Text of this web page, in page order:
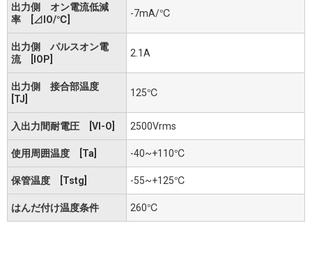
出力側 オン電流低減
率 [⊿IO/℃]
-7mA/℃
出力側 パルスオン電
流 [IOP]
2.1A
出力側 接合部温度
[TJ]
125℃
入出力間耐電圧 [VI-O] 2500Vrms
使用周囲温度 [Ta] -40~+110℃
保管温度 [Tstg] -55~+125℃
はんだ付け温度条件 260℃